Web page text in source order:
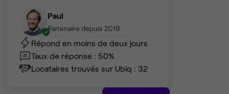
Paul
Partenaire depuis 2019
Répond en moins de deux jours
Taux de réponse : 50%
Locataires trouvés sur Ubiq : 32